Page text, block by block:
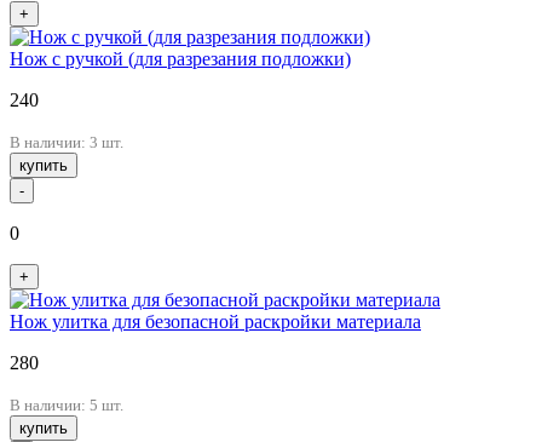
+
Нож с ручкой (для разрезания подложки)
240
В наличии: 3 шт.
купить
-
0
+
Нож улитка для безопасной раскройки материала
280
В наличии: 5 шт.
купить